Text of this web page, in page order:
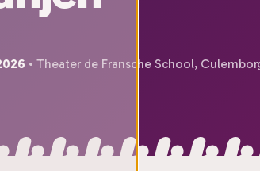
• Theater de Fransche School,